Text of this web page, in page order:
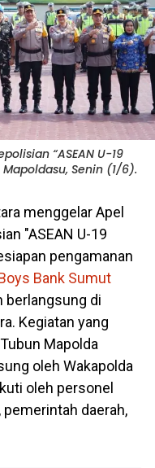
“ASEAN U-19
Mapoldasu, Senin (1/6).
menggelar Apel
"ASEAN U-19
pengamanan
Bank Sumut
berlangsung di
Kegiatan yang
Mapolda
oleh Wakapolda
oleh personel
pemerintah daerah,